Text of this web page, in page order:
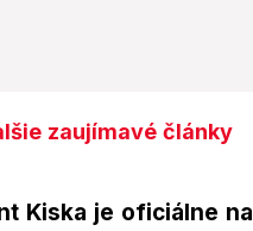
zaujímavé články
Kiska je oficiálne na